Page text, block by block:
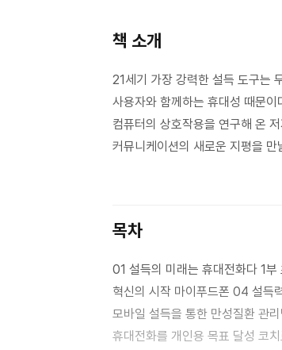
책 소개
21세기 가장 강력한 설득 도구는
사용자와 함께하는 휴대성 때문
컴퓨터의 상호작용을 연구해 온
커뮤니케이션의 새로운 지평을 만
목차
01 설득의 미래는 휴대전화다 1부 초기 개척자들 02 청소년의 성 건강을 증진하기 위한 기술의 사용 03 모바일 건강
혁신의 시작 마이푸드폰 04 설득력 있는 모바일 게임 05 신체 활동을 활발히 하기 위한 모바일 기술의 사용 06
모바일 설득을 통한 만성질환 관리법 2부 개발 중인 프로젝트 07 증강현실, 설득을 위한 모바일 시
휴대전화를 개인용 목표 달성 코치로 만들기 09 내 손 안의 개인용 건강 도우미 10 일상